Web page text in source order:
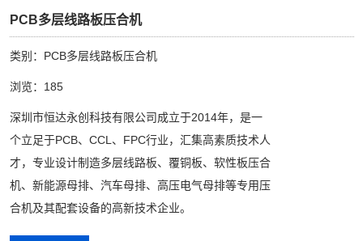
PCB多层线路板压合机
类别：PCB多层线路板压合机
浏览：185
深圳市恒达永创科技有限公司成立于2014年，是一
个立足于PCB、CCL、FPC行业，汇集高素质技术人
才，专业设计制造多层线路板、覆铜板、软性板压合
机、新能源母排、汽车母排、高压电气母排等专用压
合机及其配套设备的高新技术企业。